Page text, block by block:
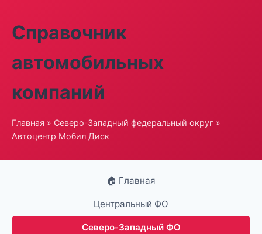
Справочник
автомобильных
компаний
Главная » Северо-Западный федеральный округ »
Автоцентр Мобил Диск
🏠 Главная
Центральный ФО
Северо-Западный ФО